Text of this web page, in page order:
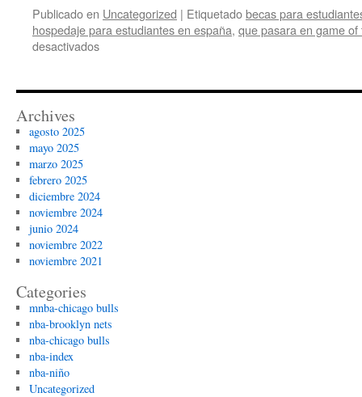
Publicado en Uncategorized | Etiquetadobecas para
hospedaje para estudiantes en españa, que pasara en game
desactivadosen
bulls
Archives
agosto 2025
mayo 2025
marzo 2025
febrero 2025
diciembre 2024
noviembre 2024
junio 2024
noviembre 2022
noviembre 2021
Categories
mnba-chicago bulls
nba-brooklyn nets
nba-chicago bulls
nba-index
nba-niño
Uncategorized